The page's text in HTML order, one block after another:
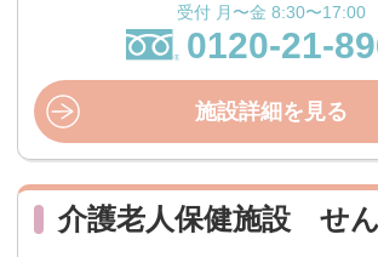
受付 月〜金 8:30〜17:00
0120-21-
施設詳細を見る
介護老人保健施設 せ